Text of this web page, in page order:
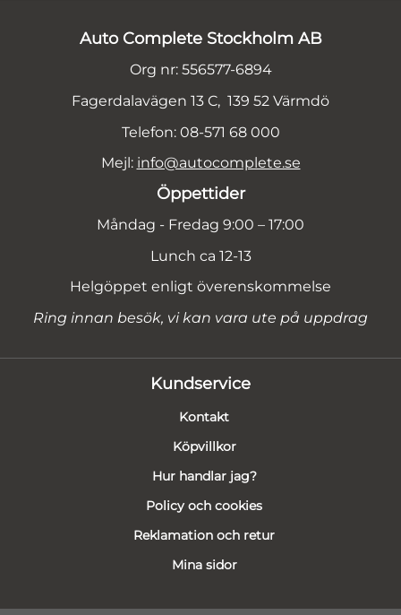
Auto Complete Stockholm AB
Org nr: 556577-6894
Fagerdalavägen 13 C, 139 52 Värmdö
Telefon: 08-571 68 000
Mejl: info@autocomplete.se
Öppettider
Måndag - Fredag 9:00 – 17:00
Lunch ca 12-13
Helgöppet enligt överenskommelse
Ring innan besök, vi kan vara ute på uppdrag
Kundservice
Kontakt
Köpvillkor
Hur handlar jag?
Policy och cookies
Reklamation och retur
Mina sidor